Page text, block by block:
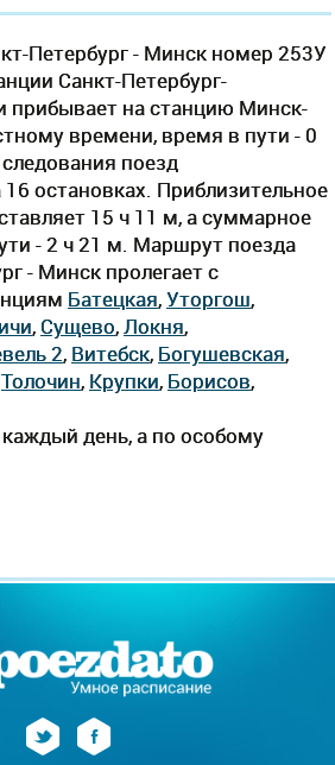
Петербург - Минск номер 253У
Санкт-Петербург-
прибывает на станцию Минск-
времени, время в пути - 0
поезд
остановках. Приблизительное
15 ч 11 м, а суммарное
- 2 ч 21 м. Маршрут поезда
- Минск пролегает c
Батецкая,Уторгош,
, Сущево, Локня,
2, Витебск, Богушевская,
Толочин, Крупки, Борисов,
день, а по особому